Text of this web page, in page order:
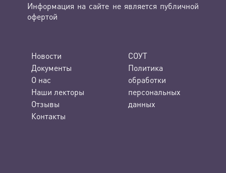
Информация на сайте не является публичной
офертой
Новости
Документы
О нас
Наши лекторы
Отзывы
Контакты
СОУТ
Политика
обработки
персональных
данных